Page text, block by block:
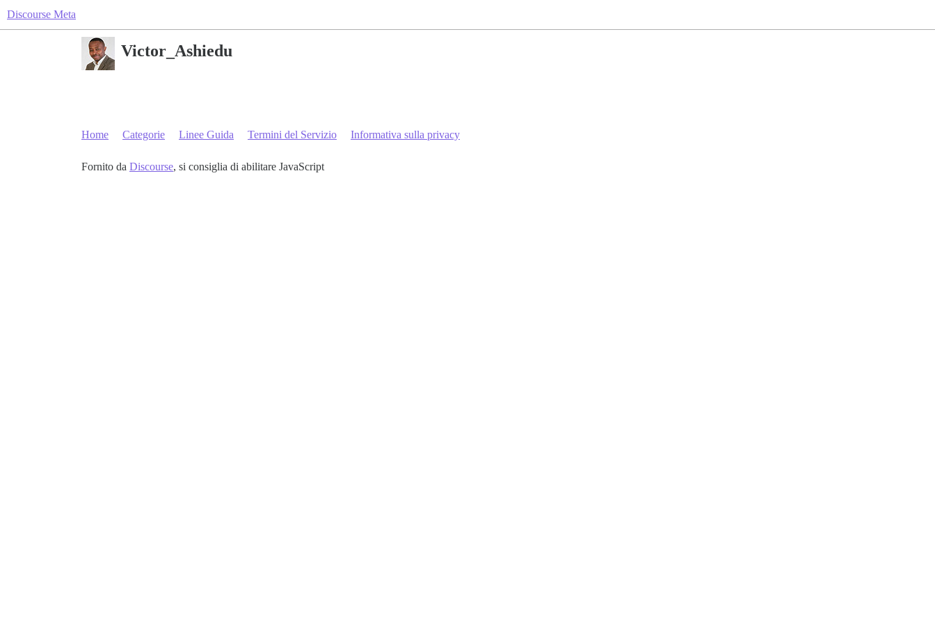
Discourse Meta
Victor_Ashiedu
Home Categorie Linee Guida Termini del Servizio Informativa sulla privacy
Fornito da Discourse, si consiglia di abilitare JavaScript